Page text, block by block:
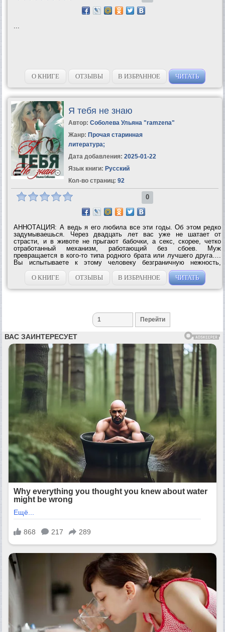
О КНИГЕ ОТЗЫВЫ В ИЗБРАННОЕ ЧИТАТЬ
Я тебя не знаю
Автор: Соболева Ульяна "ramzena"
Жанр: Прочая старинная
литература;
Дата добавления: 2025-01-22
Язык книги: Русский
Кол-во страниц: 92
0
АННОТАЦИЯ: А ведь я его любила все эти годы. Об этом редко
задумываешься. Через двадцать лет вас уже не шатает от
страсти, и в животе не прыгают бабочки, а секс, скорее, четко
отработанный механизм, работающий без сбоев. Муж
превращается в кого-то типа родного брата или лучшего друга….
Вы испытываете к этому человеку безграничную нежность,
уважение, трепет, иногда желание… но оно уже мало напоминает
то самое бешеное ощущение,...
О КНИГЕ ОТЗЫВЫ В ИЗБРАННОЕ ЧИТАТЬ